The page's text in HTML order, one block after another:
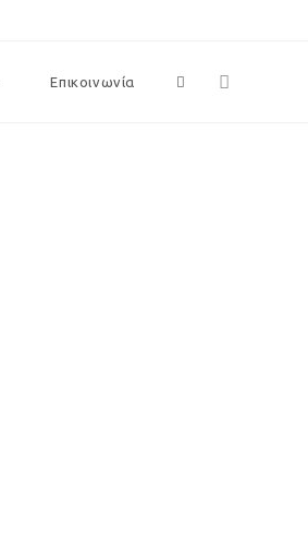
Επικοινωνία